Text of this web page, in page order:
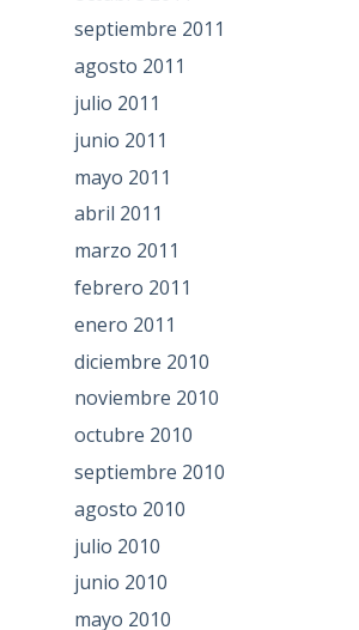
septiembre 2011
agosto 2011
julio 2011
junio 2011
mayo 2011
abril 2011
marzo 2011
febrero 2011
enero 2011
diciembre 2010
noviembre 2010
octubre 2010
septiembre 2010
agosto 2010
julio 2010
junio 2010
mayo 2010